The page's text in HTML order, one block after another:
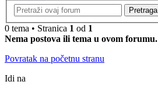
Pretraga
0 tema • Stranica 1 od 1
Nema postova ili tema u ovom forumu.
Povratak na početnu stranu
Idi na